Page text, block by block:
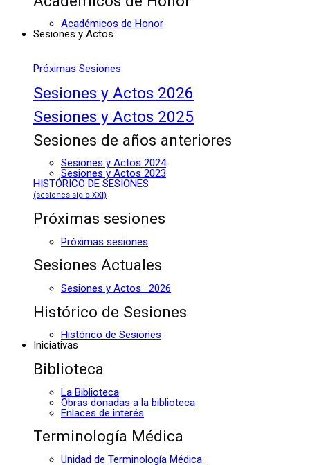
Académicos de Honor
Sesiones y Actos
Próximas Sesiones
Sesiones y Actos 2026
Sesiones y Actos 2025
Sesiones de años anteriores
Sesiones y Actos 2024
Sesiones y Actos 2023
HISTÓRICO DE SESIONES
(sesiones siglo XXI)
Próximas sesiones
Próximas sesiones
Sesiones Actuales
Sesiones y Actos · 2026
Histórico de Sesiones
Histórico de Sesiones
Iniciativas
Biblioteca
La Biblioteca
Obras donadas a la biblioteca
Enlaces de interés
Terminología Médica
Unidad de Terminología Médica